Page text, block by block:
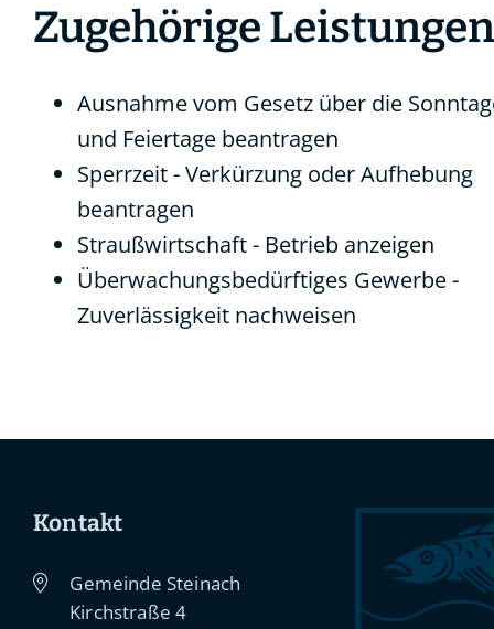
Zugehörige Leistungen
Ausnahme vom Gesetz über die
und Feiertage beantragen
Sperrzeit - Verkürzung oder Aufhebung
beantragen
Straußwirtschaft - Betrieb anzeigen
Überwachungsbedürftiges Gewerbe -
Zuverlässigkeit nachweisen
Kontakt
Gemeinde Steinach
Kirchstraße 4